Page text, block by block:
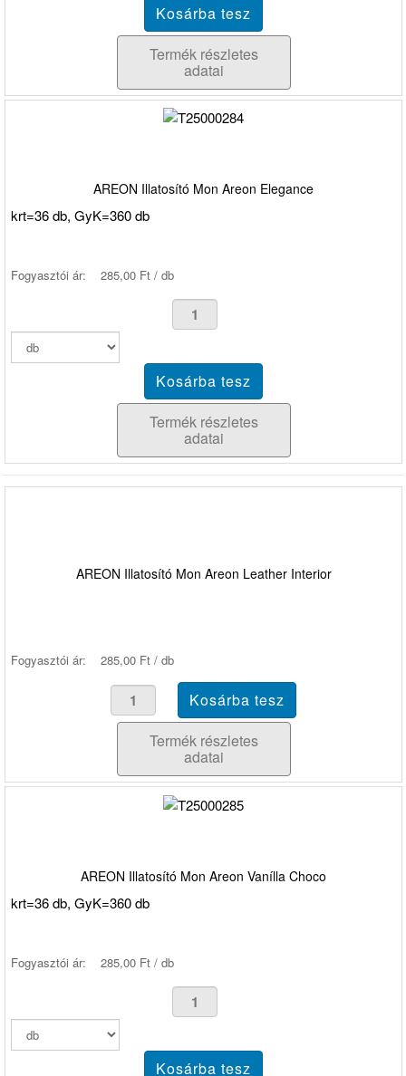
Termék részletes
adatai
AREON Illatosító Mon Areon Elegance
krt=36 db, GyK=360 db
Fogyasztói ár: 285,00 Ft / db
Termék részletes
adatai
AREON Illatosító Mon Areon Leather Interior
Fogyasztói ár: 285,00 Ft / db
Termék részletes
adatai
AREON Illatosító Mon Areon Vanílla Choco
krt=36 db, GyK=360 db
Fogyasztói ár: 285,00 Ft / db